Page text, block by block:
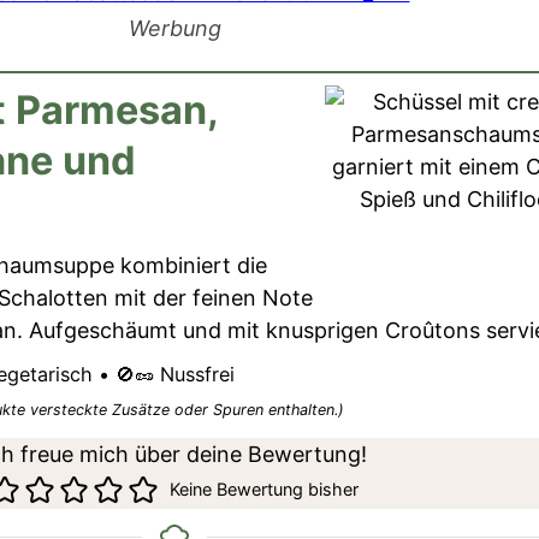
Werbung
und
kombiniert die
mit der feinen Note
Aufgeschäumt und mit knusprigen Croûtons
• 🚫🥜 Nussfrei
versteckte Zusätze oder Spuren enthalten.)
freue mich über deine Bewertung!
Keine Bewertung bisher